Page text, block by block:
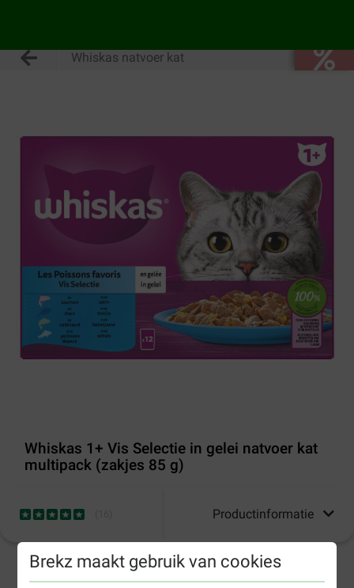
Brekz maakt gebruik van cookies
Whiskas natvoer kat
Whiskas 1+ Vis Selectie in gelei natvoer kat
multipack (zakjes 85 g)
Productinformatie
1-3 werkdagen levertijd, tenzij anders aangegeven